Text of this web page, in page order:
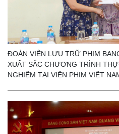
ĐOÀN VIỆN LƯU TRỮ PHIM
XUẤT SẮC CHƯƠNG TRÌNH
NGHIỆM TẠI VIỆN PHIM VIỆT